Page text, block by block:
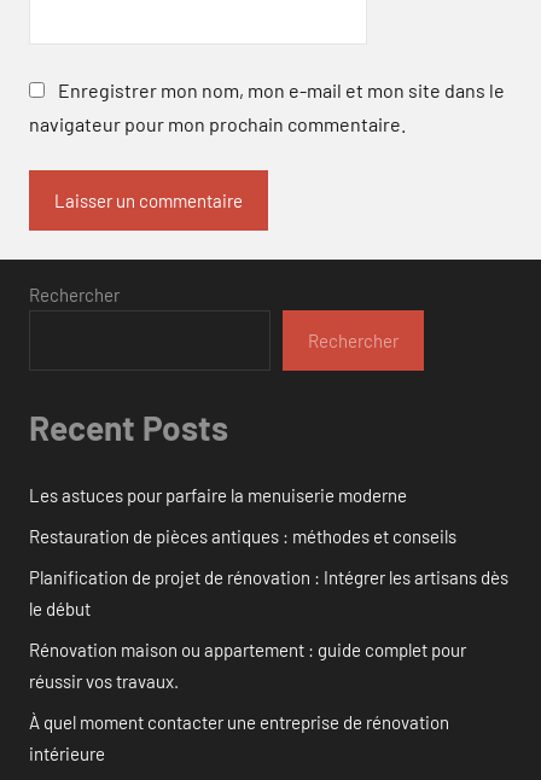
Enregistrer mon nom, mon e-mail et mon site dans le
navigateur pour mon prochain commentaire.
Rechercher
Rechercher
Recent Posts
Les astuces pour parfaire la menuiserie moderne
Restauration de pièces antiques : méthodes et conseils
Planification de projet de rénovation : Intégrer les artisans dès
le début
Rénovation maison ou appartement : guide complet pour
réussir vos travaux.
À quel moment contacter une entreprise de rénovation
intérieure